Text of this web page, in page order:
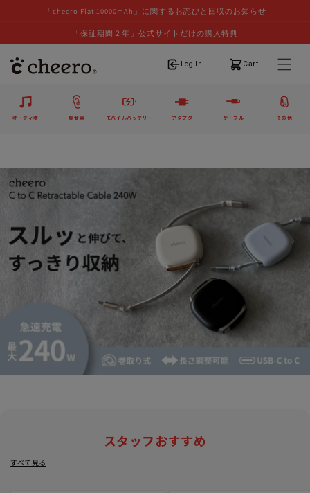
「cheero Flat 10000mAh」に関するお詫びと回収のお知らせ
「保証期間２年」公式サイトだけの購入特典
Log In
ログイン Cart
カート
オーディオ 集音器 モバイルバッテリー アダプタ ケーブル その他
スタッフおすすめ
すべて見る